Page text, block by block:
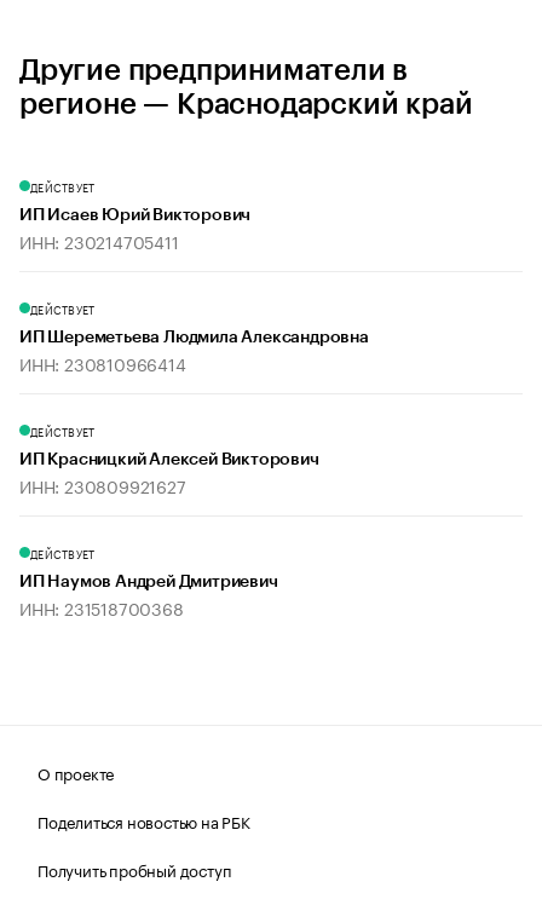
Другие предприниматели в
регионе — Краснодарский край
ДЕЙСТВУЕТ
ИП Исаев Юрий Викторович
ИНН: 230214705411
ДЕЙСТВУЕТ
ИП Шереметьева Людмила Александровна
ИНН: 230810966414
ДЕЙСТВУЕТ
ИП Красницкий Алексей Викторович
ИНН: 230809921627
ДЕЙСТВУЕТ
ИП Наумов Андрей Дмитриевич
ИНН: 231518700368
О проекте
Поделиться новостью на РБК
Получить пробный доступ